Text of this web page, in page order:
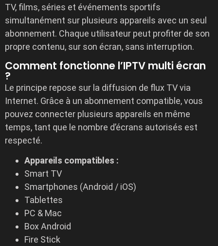
TV, films, séries et événements sportifs
simultanément sur plusieurs appareils avec un seul
abonnement. Chaque utilisateur peut profiter de son
propre contenu, sur son écran, sans interruption.
Comment fonctionne l’IPTV multi écran
?
Le principe repose sur la diffusion de flux TV via
Internet. Grâce à un abonnement compatible, vous
pouvez connecter plusieurs appareils en même
temps, tant que le nombre d’écrans autorisés est
respecté.
Appareils compatibles :
Smart TV
Smartphones (Android / iOS)
Tablettes
PC & Mac
Box Android
Fire Stick